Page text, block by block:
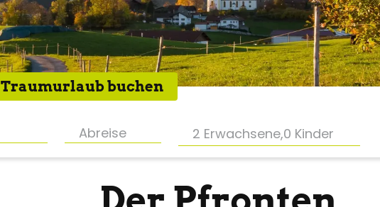
Traumurlaub buchen
2 Erwachsene,0 Kinder